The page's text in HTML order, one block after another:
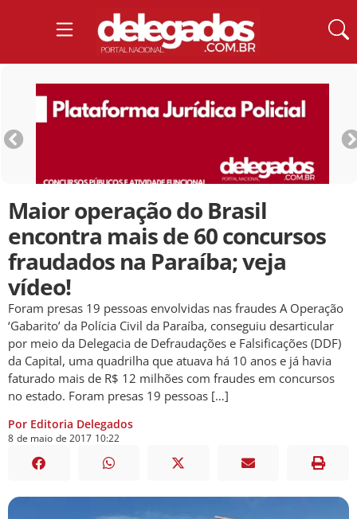
Maior operação do Brasil
encontra mais de 60 concursos
fraudados na Paraíba; veja
vídeo!
Foram presas 19 pessoas envolvidas nas fraudes A Operação
‘Gabarito’ da Polícia Civil da Paraíba, conseguiu desarticular
por meio da Delegacia de Defraudações e Falsificações (DDF)
da Capital, uma quadrilha que atuava há 10 anos e já havia
faturado mais de R$ 12 milhões com fraudes em concursos
no estado. Foram presas 19 pessoas […]
Por Editoria Delegados
8 de maio de 2017 10:22